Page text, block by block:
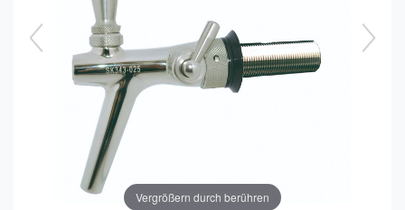
Vergrößern durch berühren